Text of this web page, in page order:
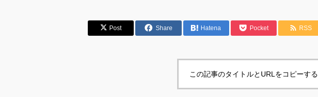
Post Share Hatena Pocket RSS
この記事のタイトルとURLをコピーする